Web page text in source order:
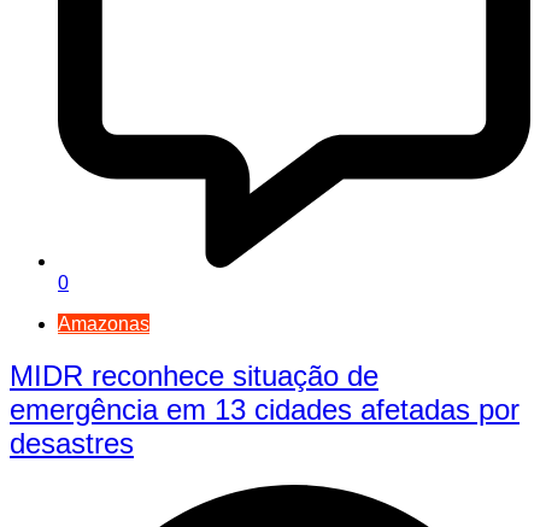
0
Amazonas
MIDR reconhece situação de
emergência em 13 cidades afetadas por
desastres